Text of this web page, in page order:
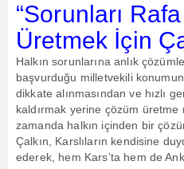
“Sorunları
Üretmek İçin
Halkın sorunlarına anlık
başvurduğu milletvekili
dikkate alınmasından ve hızlı
kaldırmak yerine çözüm üretme
zamanda halkın içinden bir
Çalkın, Karslıların kendisine
ederek, hem Kars’ta hem de